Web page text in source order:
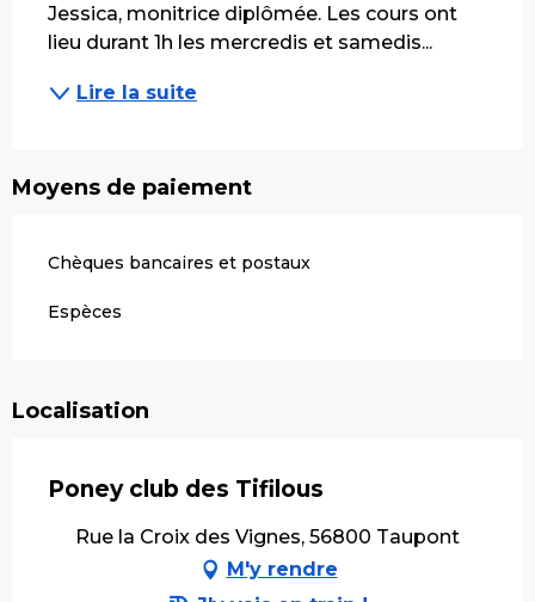
Jessica, monitrice diplômée. Les cours ont
lieu durant 1h les mercredis et samedis...
Lire la suite
Moyens de paiement
Chèques bancaires et postaux
Espèces
Localisation
Poney club des Tifilous
Rue la Croix des Vignes, 56800 Taupont
M'y rendre